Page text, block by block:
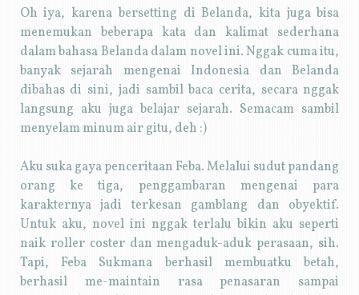
Oh iya, karena bersetting di Belanda, kita juga bisa
menemukan beberapa kata dan kalimat sederhana
dalam bahasa Belanda dalam novel ini. Nggak cuma itu,
banyak sejarah mengenai Indonesia dan Belanda
dibahas di sini, jadi sambil baca cerita, secara nggak
langsung aku juga belajar sejarah. Semacam sambil
menyelam minum air gitu, deh :)
Aku suka gaya penceritaan Feba. Melalui sudut pandang
orang ke tiga, penggambaran mengenai para
karakternya jadi terkesan gamblang dan obyektif.
Untuk aku, novel ini nggak terlalu bikin aku seperti
naik roller coster dan mengaduk-aduk perasaan, sih.
Tapi, Feba Sukmana berhasil membuatku betah,
berhasil me-maintain rasa penasaran sampai